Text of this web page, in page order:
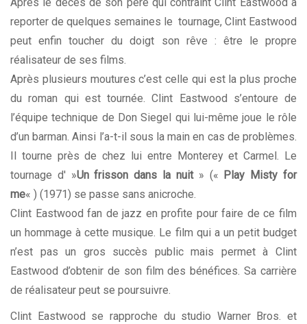
reporter de quelques semaines le tournage, Clint Eastwood
peut enfin toucher du doigt son rêve : être le propre
réalisateur de ses films.
Après plusieurs moutures c’est celle qui est la plus proche
du roman qui est tournée. Clint Eastwood s’entoure de
l’équipe technique de Don Siegel qui lui-même joue le rôle
d’un barman. Ainsi l’a-t-il sous la main en cas de problèmes.
Il tourne près de chez lui entre Monterey et Carmel. Le
tournage d' »Un frisson dans la nuit» (« Play Misty for
me« ) (1971) se passe sans anicroche.
Clint Eastwood fan de jazz en profite pour faire de ce film
un hommage à cette musique. Le film qui a un petit budget
n’est pas un gros succès public mais permet à Clint
Eastwood d’obtenir de son film des bénéfices. Sa carrière
de réalisateur peut se poursuivre.
Clint Eastwood se rapproche du studio Warner Bros. et